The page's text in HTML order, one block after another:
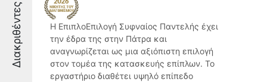
Διακριθέντες
Η ΕπιπλοΕπιλογή Συφναίος Παντελής έχει
την έδρα της στην Πάτρα και
αναγνωρίζεται ως μια αξιόπιστη επιλογή
στον τομέα της κατασκευής επίπλων. Το
εργαστήριο διαθέτει υψηλό επίπεδο